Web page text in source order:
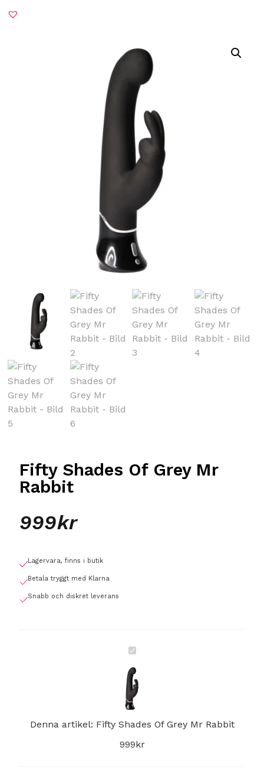
Fifty Shades Of Grey Mr
Rabbit
999kr
Lagervara, finns i butik
Betala tryggt med Klarna
Snabb och diskret leverans
Fifty
Shades
Of
Grey
Mr
Rabbit
Denna artikel: Fifty Shades Of Grey Mr Rabbit
999kr